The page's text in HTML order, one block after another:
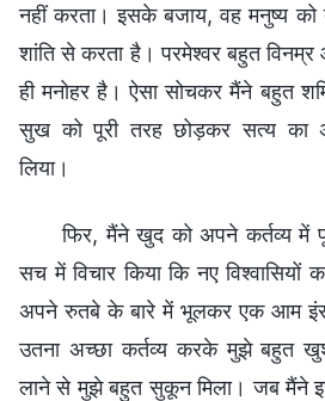
नहीं करता। इसके बजाय, वह मनुष्य को
शांति से करता है। परमेश्वर बहुत
ही मनोहर है। ऐसा सोचकर मैंने बहुत
सुख को पूरी तरह छोड़कर सत्य का
लिया।
फिर, मैंने खुद को अपने कर्तव्य में
सच में विचार किया कि नए विश्वासियों
अपने रुतबे के बारे में भूलकर एक आम
उतना अच्छा कर्तव्य करके मुझे बहुत
लाने से मुझे बहुत सुकून मिला। जब मैंने